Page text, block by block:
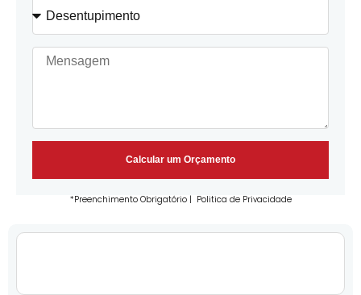
Calcular um Orçamento
*Preenchimento Obrigatório | Politica de Privacidade